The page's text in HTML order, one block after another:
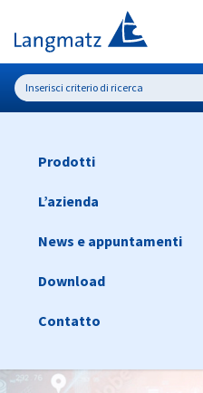
Prodotti
L’azienda
News e appuntamenti
Download
Contatto